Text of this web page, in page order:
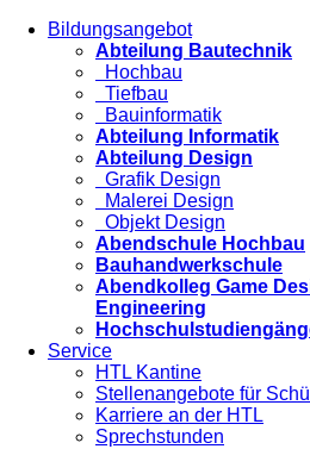
Bildungsangebot
Abteilung Bautechnik
Hochbau
Tiefbau
Bauinformatik
Abteilung Informatik
Abteilung Design
Grafik Design
Malerei Design
Objekt Design
Abendschule Hochbau
Bauhandwerkschule
Abendkolleg Game
Engineering
Service
HTL Kantine
Stellenangebote für
Karriere an der HTL
Sprechstunden